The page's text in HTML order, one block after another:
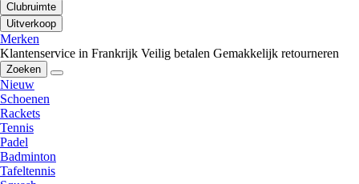
Clubruimte
Uitverkoop
Merken
Klantenservice in Frankrijk Veilig betalen Gemakkelijk retourneren
Zoeken
Nieuw
Schoenen
Rackets
Tennis
Padel
Badminton
Tafeltennis